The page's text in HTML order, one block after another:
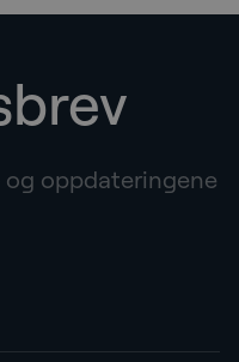
og oppdateringene